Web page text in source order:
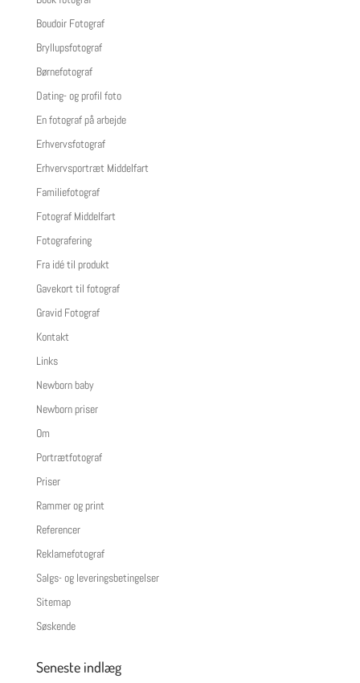
Boudoir Fotograf
Bryllupsfotograf
Børnefotograf
Dating- og profil foto
En fotograf på arbejde
Erhvervsfotograf
Erhvervsportræt Middelfart
Familiefotograf
Fotograf Middelfart
Fotografering
Fra idé til produkt
Gavekort til fotograf
Gravid Fotograf
Kontakt
Links
Newborn baby
Newborn priser
Om
Portrætfotograf
Priser
Rammer og print
Referencer
Reklamefotograf
Salgs- og leveringsbetingelser
Sitemap
Søskende
Seneste indlæg